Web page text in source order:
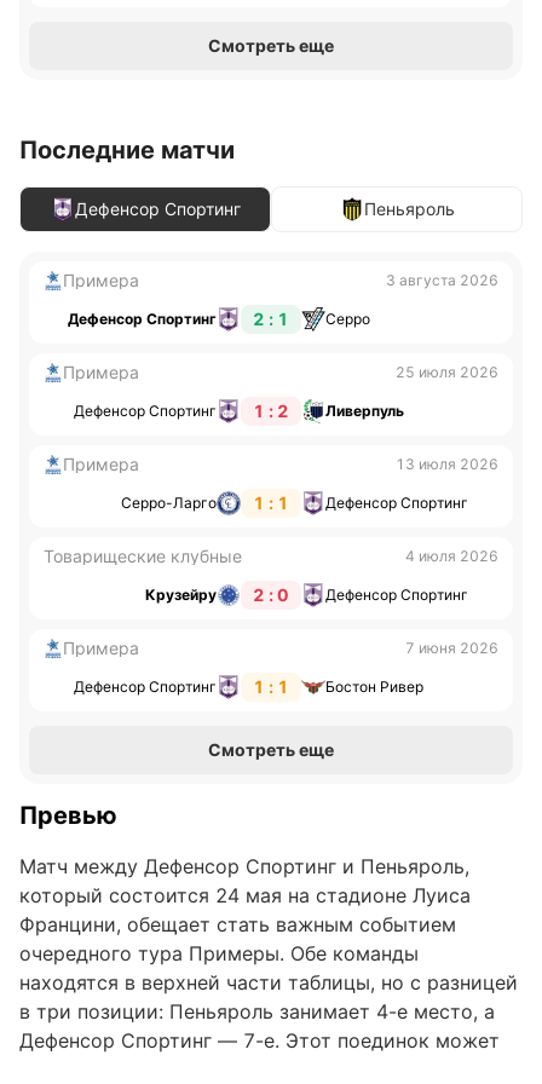
Смотреть еще
Последние матчи
Дефенсор Спортинг Пеньяроль
Примера 3 августа 2026
Дефенсор Спортинг 2 : 1 Серро
Примера 25 июля 2026
Дефенсор Спортинг 1 : 2 Ливерпуль
Примера 13 июля 2026
Серро-Ларго 1 : 1 Дефенсор Спортинг
Товарищеские клубные 4 июля 2026
Крузейру 2 : 0 Дефенсор Спортинг
Примера 7 июня 2026
Дефенсор Спортинг 1 : 1 Бостон Ривер
Смотреть еще
Превью
Матч между Дефенсор Спортинг и Пеньяроль,
который состоится 24 мая на стадионе Луиса
Францини, обещает стать важным событием
очередного тура Примеры. Обе команды
находятся в верхней части таблицы, но с разницей
в три позиции: Пеньяроль занимает 4-е место, а
Дефенсор Спортинг — 7-е. Этот поединок может